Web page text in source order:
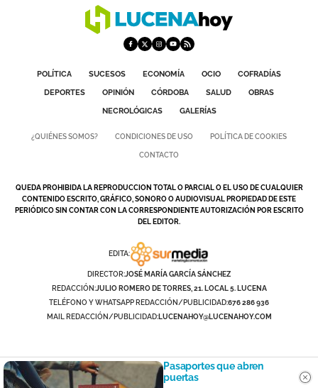
POLÍTICA SUCESOS ECONOMÍA OCIO
COFRADÍAS
DEPORTES
OPINIÓN CÓRDOBA SALUD
OBRAS
NECROLÓGICAS
GALERÍAS
¿QUIÉNES SOMOS? CONDICIONES DE USO POLÍTICA DE COOKIES
CONTACTO
QUEDA PROHIBIDA LA REPRODUCCION TOTAL O PARCIAL O EL USO DE CUALQUIER
CONTENIDO ESCRITO, GRÁFICO, SONORO O AUDIOVISUAL PROPIEDAD DE ESTE
PERIÓDICO SIN CONTAR CON LA CORRESPONDIENTE AUTORIZACIÓN POR ESCRITO
DEL EDITOR.
EDITA:
DIRECTOR:JOSÉ MARÍA GARCÍA SÁNCHEZ
REDACCIÓN:JULIO ROMERO DE TORRES, 21. LOCAL 5. LUCENA
TELÉFONO Y WHATSAPP REDACCIÓN/PUBLICIDAD:676 286 936
MAIL REDACCIÓN/PUBLICIDAD:LUCENAHOY@LUCENAHOY.COM
Pasaportes que abren
puertas